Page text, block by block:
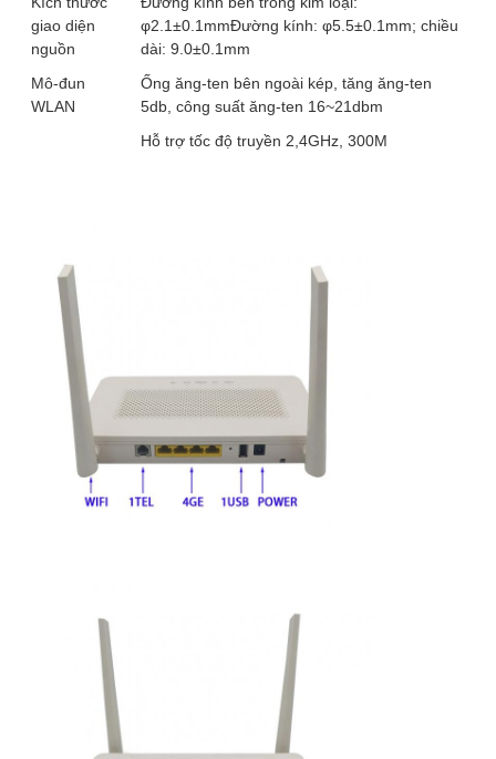
giao diện
nguồn
φ2.1±0.1mmĐường kính: φ5.5±0.1mm; chiều
dài: 9.0±0.1mm
Mô-đun
WLAN
Ống ăng-ten bên ngoài kép, tăng ăng-ten
5db, công suất ăng-ten 16~21dbm
Hỗ trợ tốc độ truyền 2,4GHz, 300M